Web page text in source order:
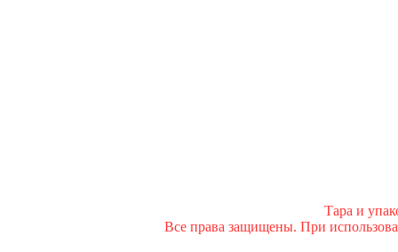
Тара и
Все права защищены. При